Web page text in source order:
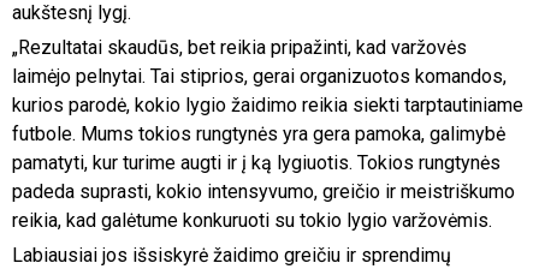
aukštesnį lygį.
„Rezultatai skaudūs, bet reikia pripažinti, kad varžovės
laimėjo pelnytai. Tai stiprios, gerai organizuotos komandos,
kurios parodė, kokio lygio žaidimo reikia siekti tarptautiniame
futbole. Mums tokios rungtynės yra gera pamoka, galimybė
pamatyti, kur turime augti ir į ką lygiuotis. Tokios rungtynės
padeda suprasti, kokio intensyvumo, greičio ir meistriškumo
reikia, kad galėtume konkuruoti su tokio lygio varžovėmis.
Labiausiai jos išsiskyrė žaidimo greičiu ir sprendimų